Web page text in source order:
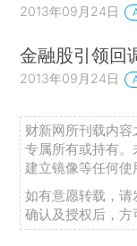
2013年09月24日
金融股引领回
2013年09月24日
财新网所刊载内
专属所有或持有
建立镜像等任何使
如有意愿转载，请
确认及授权后，方